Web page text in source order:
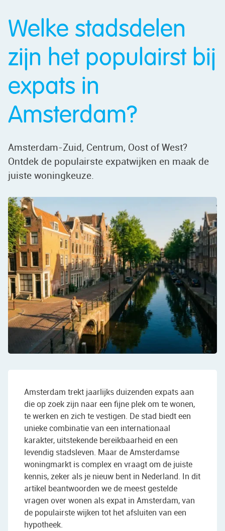
Welke stadsdelen
zijn het populairst bij
expats in
Amsterdam?
Amsterdam-Zuid, Centrum, Oost of West?
Ontdek de populairste expatwijken en maak de
juiste woningkeuze.
Amsterdam trekt jaarlijks duizenden expats aan
die op zoek zijn naar een fijne plek om te wonen,
te werken en zich te vestigen. De stad biedt een
unieke combinatie van een internationaal
karakter, uitstekende bereikbaarheid en een
levendig stadsleven. Maar de Amsterdamse
woningmarkt is complex en vraagt om de juiste
kennis, zeker als je nieuw bent in Nederland. In dit
artikel beantwoorden we de meest gestelde
vragen over wonen als expat in Amsterdam, van
de populairste wijken tot het afsluiten van een
hypotheek.